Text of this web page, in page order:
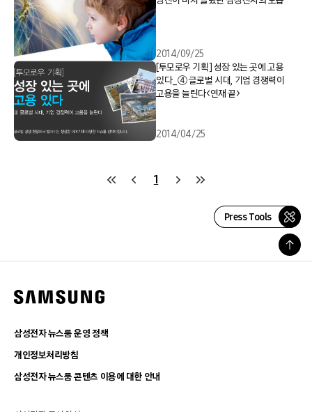
2014/09/25
[투모로우 기획] 성장 있는 곳에 고용
있다_④ 글로벌 시대, 기업 경쟁력이
고용을 늘린다<연재 끝>
2014/04/25
1
Press Tools
삼성전자 뉴스룸 운영 정책
개인정보처리방침
삼성전자 뉴스룸 콘텐츠 이용에 대한 안내